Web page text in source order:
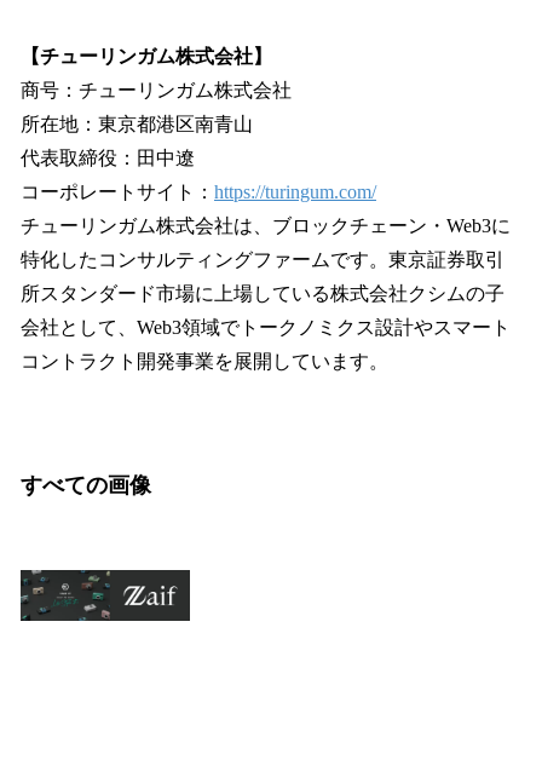
【チューリンガム株式会社】
商号：チューリンガム株式会社
所在地：東京都港区南青山
代表取締役：田中遼
コーポレートサイト： https://turingum.com/
チューリンガム株式会社は、ブロックチェーン・Web3に
特化したコンサルティングファームです。東京証券取引
所スタンダード市場に上場している株式会社クシムの子
会社として、Web3領域でトークノミクス設計やスマート
コントラクト開発事業を展開しています。
すべての画像